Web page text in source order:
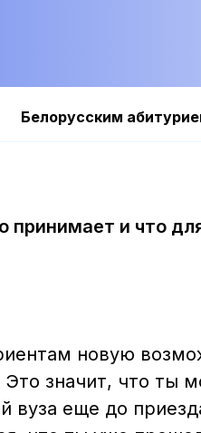
Белорусским
принимает и что
новую
значит, что ты
вуза еще до